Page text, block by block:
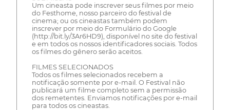
Um cineasta pode inscrever seus filmes por meio
do Festhome, nosso parceiro do festival de
cinema; ou os cineastas também podem
inscrever por meio do Formulário do Google
(http://bit.ly/3Ar6HD9), disponível no site do festival
e em todos os nossos identificadores sociais. Todos
os filmes do gênero serão aceitos.
FILMES SELECIONADOS
Todos os filmes selecionados recebem a
notificação somente por e-mail. O Festival não
publicará um filme completo sem a permissão
dos remetentes. Enviamos notificações por e-mail
para todos os cineastas.